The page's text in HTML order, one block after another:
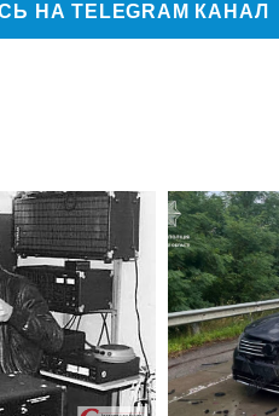
НА TELEGRAM КАНАЛ